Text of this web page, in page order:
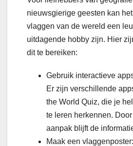
nieuwsgierige geesten kan
vlaggen van de wereld een
uitdagende hobby zijn. Hier
dit te bereiken:
Gebruik interactieve
Er zijn verschillende
the World Quiz, die je
te leren herkennen.
aanpak blijft de
Maak een